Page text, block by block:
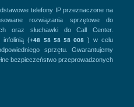
telefony IP przeznaczone na
rozwiązania sprzętowe do
oraz słuchawki do Call Center.
infolinią (+48 58 58 58 008) w celu
sprzętu. Gwarantujemy
bezpieczeństwo przeprowadzonych